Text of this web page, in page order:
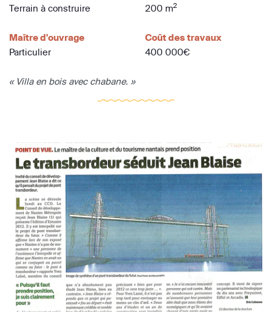
Terrain à construire
200 m2
Maître d'ouvrage
Particulier
Coût des travaux
400 000€
« Villa en bois avec chabane. »